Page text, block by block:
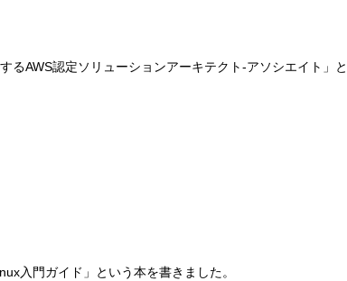
するAWS認定ソリューションアーキテクト-アソシエイト」
入門ガイド」という本を書きました。